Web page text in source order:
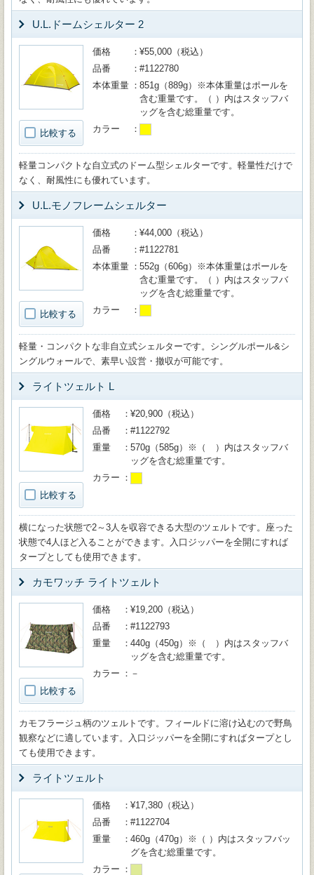
U.L.ドームシェルター 2
比較する
価格
¥55,000（税込）
品番
#1122780
本体重量
851g（889g）※本体重量はポールを
含む重量です。（ ）内はスタッフバ
ッグを含む総重量です。
カラー
軽量コンパクトな自立式のドーム型シェルターです。軽量性だけで
なく、耐風性にも優れています。
U.L.モノフレームシェルター
比較する
価格
¥44,000（税込）
品番
#1122781
本体重量
552g（606g）※本体重量はポールを
含む重量です。（ ）内はスタッフバ
ッグを含む総重量です。
カラー
軽量・コンパクトな非自立式シェルターです。シングルポール&シ
ングルウォールで、素早い設営・撤収が可能です。
ライトツェルト L
比較する
価格
¥20,900（税込）
品番
#1122792
重量
570g（585g）※（ ）内はスタッフバ
ッグを含む総重量です。
カラー
横になった状態で2～3人を収容できる大型のツェルトです。座った
状態で4人ほど入ることができます。入口ジッパーを全開にすれば
タープとしても使用できます。
カモワッチ ライトツェルト
比較する
価格
¥19,200（税込）
品番
#1122793
重量
440g（450g）※（ ）内はスタッフバ
ッグを含む総重量です。
カラー
－
カモフラージュ柄のツェルトです。フィールドに溶け込むので野鳥
観察などに適しています。入口ジッパーを全開にすればタープとし
ても使用できます。
ライトツェルト
価格
¥17,380（税込）
品番
#1122704
重量
460g（470g）※（ ）内はスタッフバッ
グを含む総重量です。
カラー